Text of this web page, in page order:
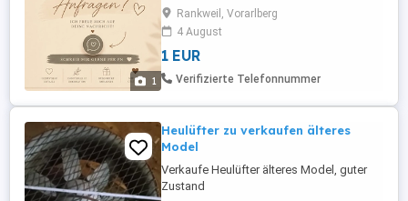
1
Boutique gestalte ich mit viel Liebe zum
Detail individuelle Dekorationen und
Event-Setups für besondere Anlässe wie
Babyshowers, Geburtstage, Taufen,
Gender Reveals und vieles mehr. Jedes
Rankweil, Vorarlberg
4 August
1 EUR
Verifizierte Telefonnummer
Heulüfter zu verkaufen älteres
Model
Verkaufe Heulüfter älteres Model, guter
Zustand